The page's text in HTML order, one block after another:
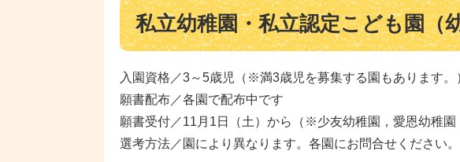
私立幼稚園・私立認定こども園（
入園資格／3～5歳児（※満3歳児を募集する園もあります。
願書配布／各園で配布中です
願書受付／11月1日（土）から（※少友幼稚園，愛恩幼稚
選考方法／園により異なります。各園にお問合せください。